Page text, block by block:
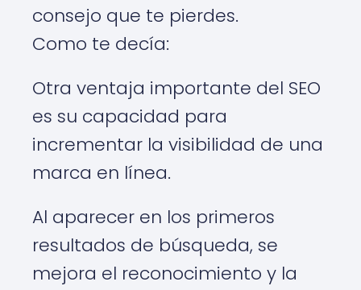
consejo que te pierdes.
Como te decía:
Otra ventaja importante del SEO
es su capacidad para
incrementar la visibilidad de una
marca en línea.
Al aparecer en los primeros
resultados de búsqueda, se
mejora el reconocimiento y la